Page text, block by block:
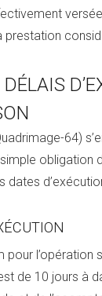
prestation
64)
obligation
dates
pour l’opération
de 10 jours à